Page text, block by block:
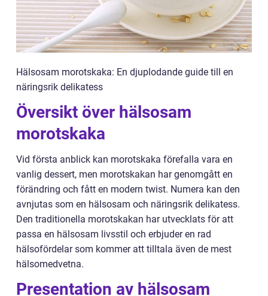
Hälsosam morotskaka: En djuplodande guide till en
näringsrik delikatess
Översikt över hälsosam
morotskaka
Vid första anblick kan morotskaka förefalla vara en
vanlig dessert, men morotskakan har genomgått en
förändring och fått en modern twist. Numera kan den
avnjutas som en hälsosam och näringsrik delikatess.
Den traditionella morotskakan har utvecklats för att
passa en hälsosam livsstil och erbjuder en rad
hälsofördelar som kommer att tilltala även de mest
hälsomedvetna.
Presentation av hälsosam